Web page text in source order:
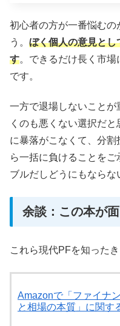
初心者の方が一番悩むの
う。 ぼく個人の意見とし
す。できるだけ長く市
です。
一方で退場しないこと
くのも悪くない選択だ
に暴落がこなくて、分
ら一括に負けることを
ブルだしどうにもならな
余談：この本が
これら現代PFを知った
Amazonで「ファイナ
と相場の本質」に関す